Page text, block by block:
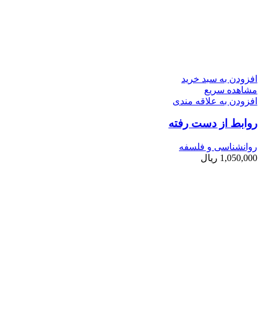
افزودن به سبد خرید
مشاهده سریع
افزودن به علاقه مندی
روابط از دست رفته
روانشناسی و فلسفه
1,050,000 ریال